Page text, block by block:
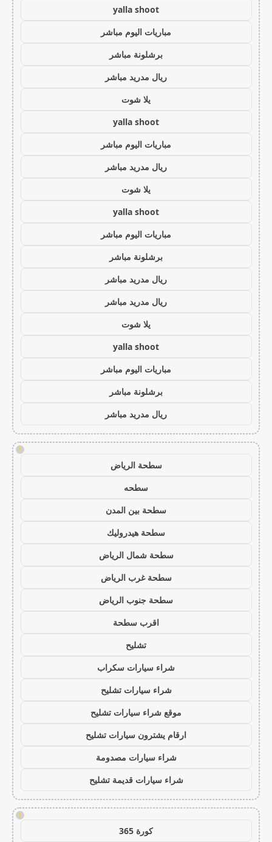
yalla shoot
مباريات اليوم مباشر
برشلونة مباشر
ريال مدريد مباشر
يلا شوت
yalla shoot
مباريات اليوم مباشر
ريال مدريد مباشر
يلا شوت
yalla shoot
مباريات اليوم مباشر
برشلونة مباشر
ريال مدريد مباشر
ريال مدريد مباشر
يلا شوت
yalla shoot
مباريات اليوم مباشر
برشلونة مباشر
ريال مدريد مباشر
!
سطحة الرياض
سطحه
سطحة بين المدن
سطحة هيدروليك
سطحة شمال الرياض
سطحة غرب الرياض
سطحة جنوب الرياض
اقرب سطحة
تشليح
شراء سيارات سكراب
شراء سيارات تشليح
موقع شراء سيارات تشليح
ارقام يشترون سيارات تشليح
شراء سيارات مصدومة
شراء سيارات قديمة تشليح
!
كورة 365